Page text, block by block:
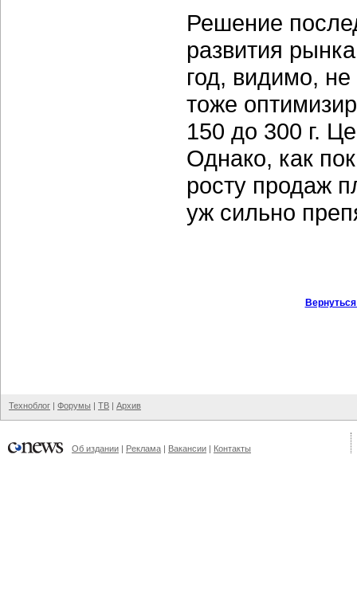
Решение
развития
год, видимо,
тоже
150 до 300 г.
Однако, как
росту продаж
уж сильно
Техноблог | Форумы | ТВ | Архив
Об издании | Реклама | Вакансии | Контакты